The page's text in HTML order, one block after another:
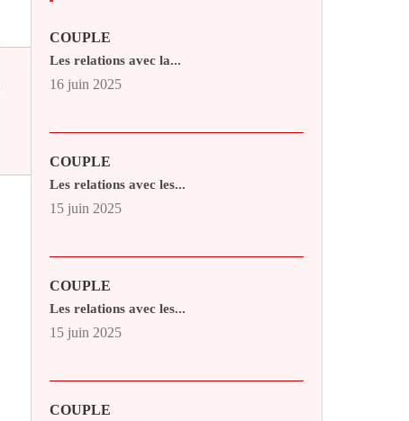
COUPLE
Les relations avec la...
16 juin 2025
COUPLE
Les relations avec les...
15 juin 2025
COUPLE
Les relations avec les...
15 juin 2025
COUPLE